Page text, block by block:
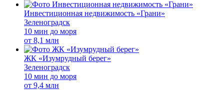
Инвестиционная недвижимость «Грани»
Зеленоградск
10 мин до моря
от 8,1 млн
ЖК «Изумрудный берег»
Зеленоградск
10 мин до моря
от 9,4 млн